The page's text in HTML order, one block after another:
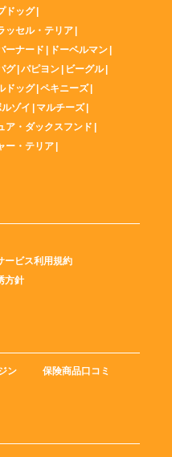
ドッグ
ッセル・テリア
ーナード ドーベルマン
グ パピヨン ビーグル
ドッグ ペキニーズ
ゾイ マルチーズ
ア・ダックスフンド
ー・テリア
ービス利用規約
方針
ン
保険商品口コミ